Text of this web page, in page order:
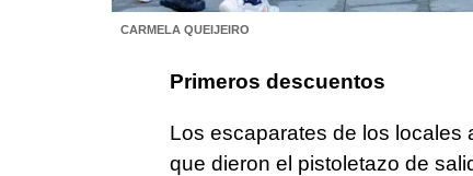
CARMELA QUEIJEIRO
Primeros descuentos
Los escaparates de los locales
que dieron el pistoletazo de